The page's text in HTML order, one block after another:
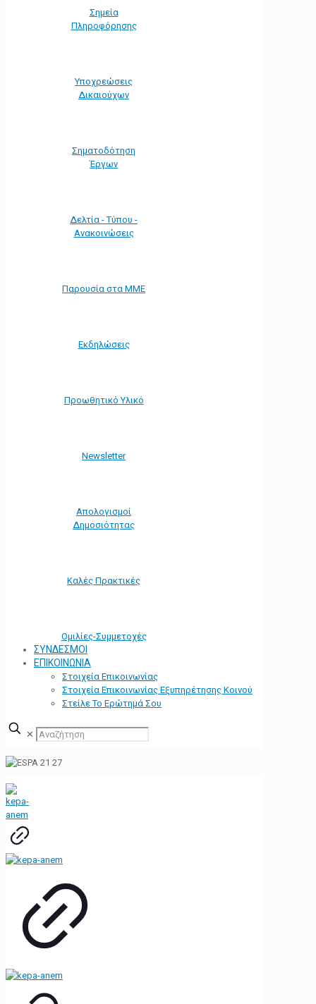
Σημεία
Πληροφόρησης
Υποχρεώσεις
Δικαιούχων
Σηματοδότηση
Έργων
Δελτία - Τύπου -
Ανακοινώσεις
Παρουσία στα ΜΜΕ
Εκδηλώσεις
Προωθητικό Υλικό
Νewsletter
Απολογισμοί
Δημοσιότητας
Καλές Πρακτικές
Ομιλίες-Συμμετοχές
ΣΥΝΔΕΣΜΟΙ
ΕΠΙΚΟΙΝΩΝΙΑ
Στοιχεία Επικοινωνίας
Στοιχεία Επικοινωνίας Εξυπηρέτησης Κοινού
Στείλε Το Ερώτημά Σου
✕